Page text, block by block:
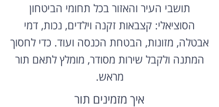
תושבי העיר והאזור בכל תחומי הביטחון
הסוציאלי: קצבאות זקנה וילדים, נכות, דמי
אבטלה, מזונות, הבטחת הכנסה ועוד. כדי לחסוך
המתנה ולקבל שירות מסודר, מומלץ לתאם תור
מראש.
איך מזמינים תור